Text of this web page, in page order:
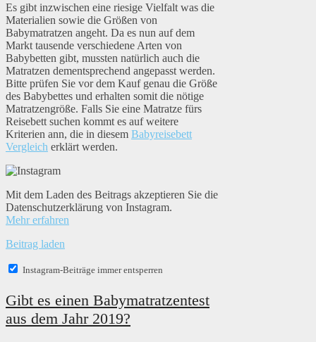
Es gibt inzwischen eine riesige Vielfalt was die
Materialien sowie die Größen von
Babymatratzen angeht. Da es nun auf dem
Markt tausende verschiedene Arten von
Babybetten gibt, mussten natürlich auch die
Matratzen dementsprechend angepasst werden.
Bitte prüfen Sie vor dem Kauf genau die Größe
des Babybettes und erhalten somit die nötige
Matratzengröße. Falls Sie eine Matratze fürs
Reisebett suchen kommt es auf weitere
Kriterien ann, die in diesem Babyreisebett
Vergleich erklärt werden.
Mit dem Laden des Beitrags akzeptieren Sie die
Datenschutzerklärung von Instagram.
Mehr erfahren
Beitrag laden
Instagram-Beiträge immer entsperren
Gibt es einen Babymatratzentest
aus dem Jahr 2019?